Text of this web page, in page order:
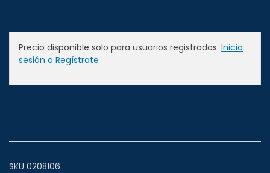
Precio disponible solo para usuarios registrados. Inicia
sesión o Regístrate
SKU 0208106